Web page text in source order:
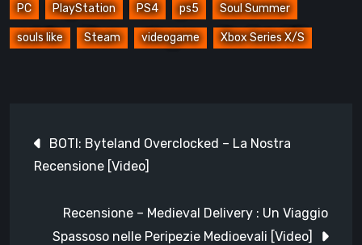
PC PlayStation PS4 ps5 Soul Summer
souls like Steam videogame Xbox Series X/S
articoli
BOTI: Byteland Overclocked – La Nostra
Recensione [Video]
Recensione – Medieval Delivery : Un Viaggio
Spassoso nelle Peripezie Medioevali [Video]